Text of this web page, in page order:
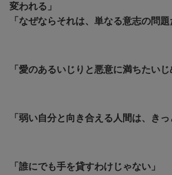
変われる」
「なぜならそれは、単なる意志の問題
「愛のあるいじりと悪意に満ちたいじ
「弱い自分と向き合える人間は、きっ
「誰にでも手を貸すわけじゃない」